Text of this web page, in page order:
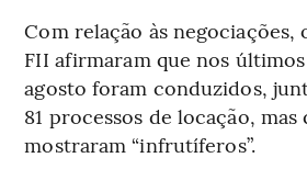
Com relação às negociações,
FII afirmaram que nos últimos
agosto foram conduzidos,
81 processos de locação, mas
mostraram “infrutíferos”.